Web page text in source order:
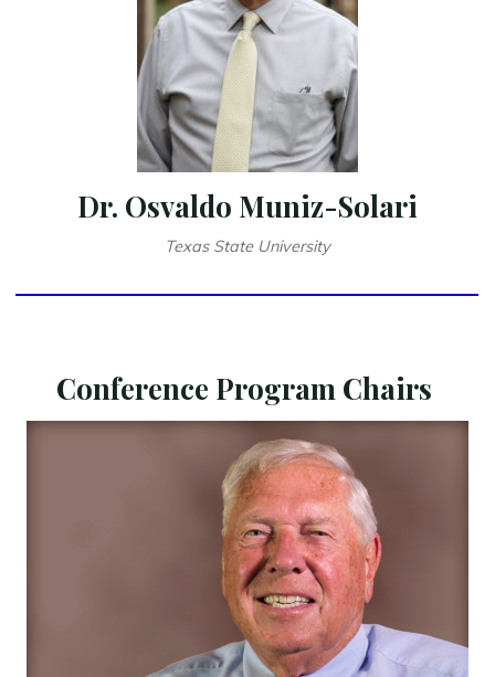
Dr. Osvaldo Muniz-Solari
Texas State University
Conference Program Chairs